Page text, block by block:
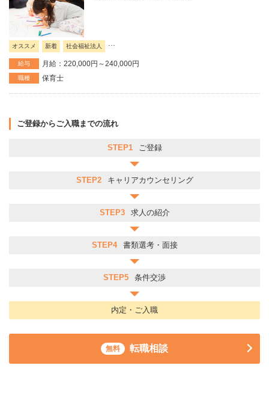
オススメ 新着 社会福祉法人 ...
給与 月給：220,000円～240,000円
職種 保育士
ご登録からご入職までの流れ
STEP1 ご登録
STEP2 キャリアカウンセリング
STEP3 求人の紹介
STEP4 書類選考・面接
STEP5 条件交渉
内定・ご入職
無料 転職相談